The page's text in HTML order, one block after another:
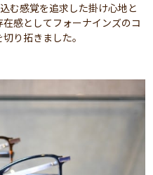
む感覚を追求した掛け心地と
感としてフォーナインズのコ
り拓きました。